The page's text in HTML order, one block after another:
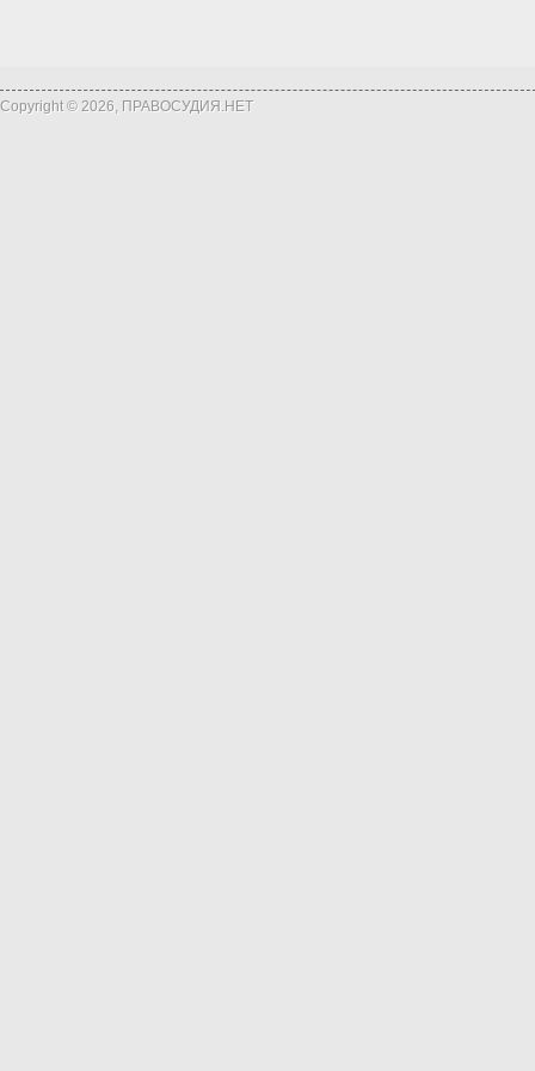
Copyright © 2026, ПРАВОСУДИЯ.НЕТ